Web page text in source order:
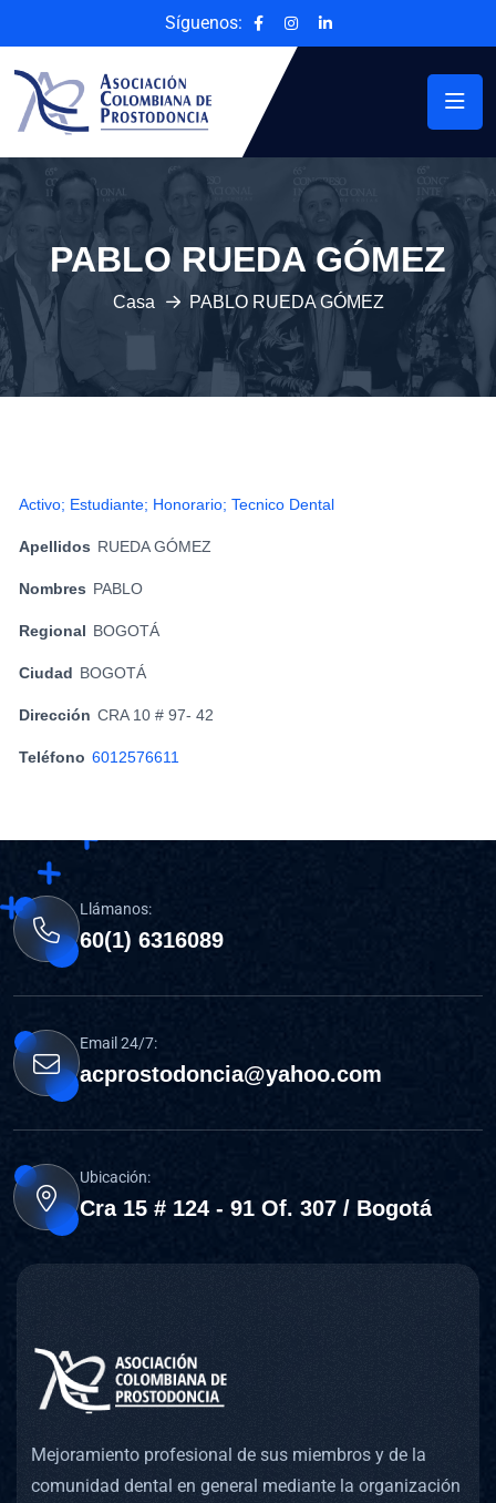
Síguenos:
PABLO RUEDA GÓMEZ
Casa PABLO RUEDA GÓMEZ
Activo; Estudiante; Honorario; Tecnico Dental
Apellidos RUEDA GÓMEZ
Nombres PABLO
Regional BOGOTÁ
Ciudad BOGOTÁ
Dirección CRA 10 # 97- 42
Teléfono 6012576611
Llámanos:
60(1) 6316089
Email 24/7:
acprostodoncia@yahoo.com
Ubicación:
Cra 15 # 124 - 91 Of. 307 / Bogotá
Mejoramiento profesional de sus miembros y de la
comunidad dental en general mediante la organización